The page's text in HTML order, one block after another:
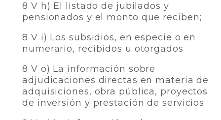
8 V h) El listado de jubilados y
pensionados y el monto que reciben;
8 V i) Los subsidios, en especie o en
numerario, recibidos u otorgados
8 V o) La información sobre
adjudicaciones directas en materia de
adquisiciones, obra pública, proyectos
de inversión y prestación de servicios